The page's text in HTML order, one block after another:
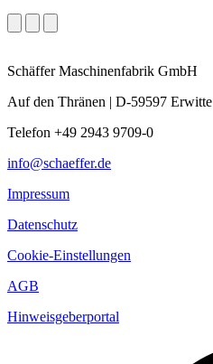
Schäffer Maschinenfabrik GmbH
Auf den Thränen | D-59597 Erwitte
Telefon +49 2943 9709-0
info@schaeffer.de
Impressum
Datenschutz
Cookie-Einstellungen
AGB
Hinweisgeberportal